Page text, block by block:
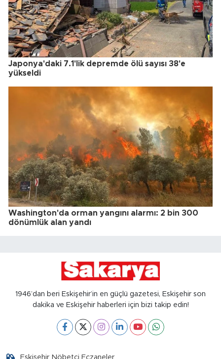
Japonya'daki 7.1'lik depremde ölü sayısı 38'e
yükseldi
Washington'da orman yangını alarmı: 2 bin 300
dönümlük alan yandı
1946’dan beri Eskişehir’in en güçlü gazetesi, Eskişehir son
dakika ve Eskişehir haberleri için bizi takip edin!
Eskişehir Nöbetçi Eczaneler